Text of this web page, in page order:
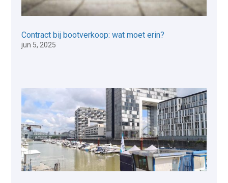
Contract bij bootverkoop: wat moet erin?
jun 5, 2025